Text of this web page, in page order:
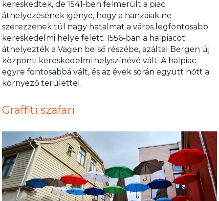
kereskedtek, de 1541-ben felmerült a piac
áthelyezésének igénye, hogy a hanzaiak ne
szerezzenek túl nagy hatalmat a város legfontosabb
kereskedelmi helye felett. 1556-ban a halpiacot
áthelyezték a Vagen belső részébe, azáltal Bergen új
központi kereskedelmi helyszínévé vált. A halpiac
egyre fontosabbá vált, és az évek során együtt nőtt a
környező területtel.
Graffiti szafari